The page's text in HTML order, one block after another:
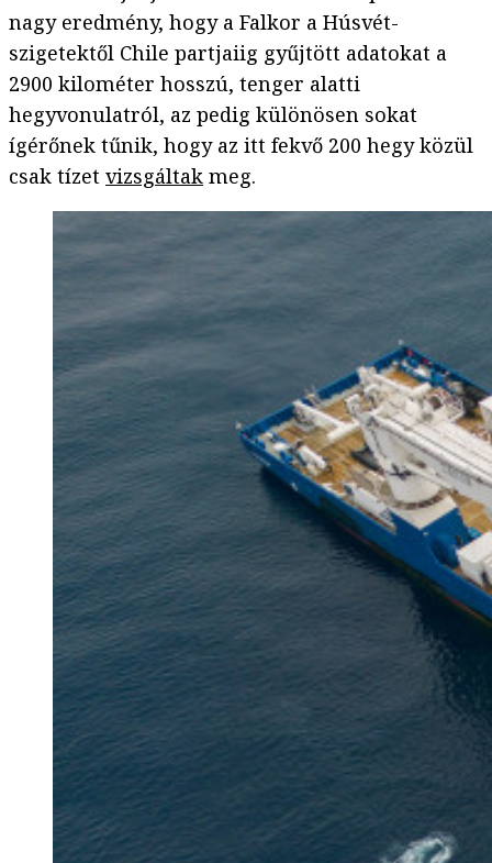
nagy eredmény, hogy a Falkor a Húsvét-
szigetektől Chile partjaiig gyűjtött adatokat a
2900 kilométer hosszú, tenger alatti
hegyvonulatról, az pedig különösen sokat
ígérőnek tűnik, hogy az itt fekvő 200 hegy közül
csak tízet vizsgáltak meg.